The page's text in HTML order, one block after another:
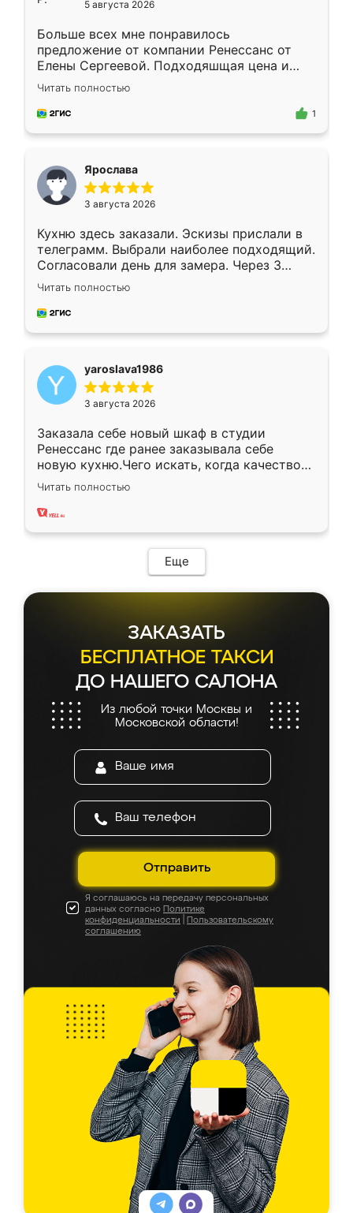
5 августа 2026
Больше всех мне понравилось
предложение от компании Ренессанс от
Елены Сергеевой. Подходяшщая цена и
короткие сроки изготовления. Приехавший
для замера сотрудник Владислав
предложил по моему эскизу самый
Читать полностью
1
Ярослава
3 августа 2026
Кухню здесь заказали. Эскизы прислали в
телеграмм. Выбрали наиболее подходящий.
Согласовали день для замера. Через 3
недели кухня была уже готова. Остались
довольны работой. Спасибо Ренессанс
мебель за качественную работу!
Читать полностью
yaroslava1986
3 августа 2026
Заказала себе новый шкаф в студии
Ренессанс где ранее заказывала себе
новую кухню.Чего искать, когда качеством
вполне довольна. Служит кухня уже почти
два года, нареканий нет.
Читать полностью
Еще
ЗАКАЗАТЬ
БЕСПЛАТНОЕ ТАКСИ
ДО НАШЕГО САЛОНА
Из любой точки Москвы и
Московской области!
Отправить
Я соглашаюсь на передачу персональных
данных согласно Политике
конфиденциальности
Пользовательскому
соглашению